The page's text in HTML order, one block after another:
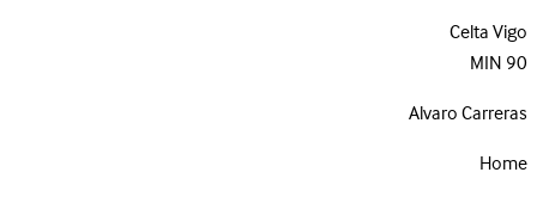
Celta Vigo
90
MIN
Alvaro Carreras
Home